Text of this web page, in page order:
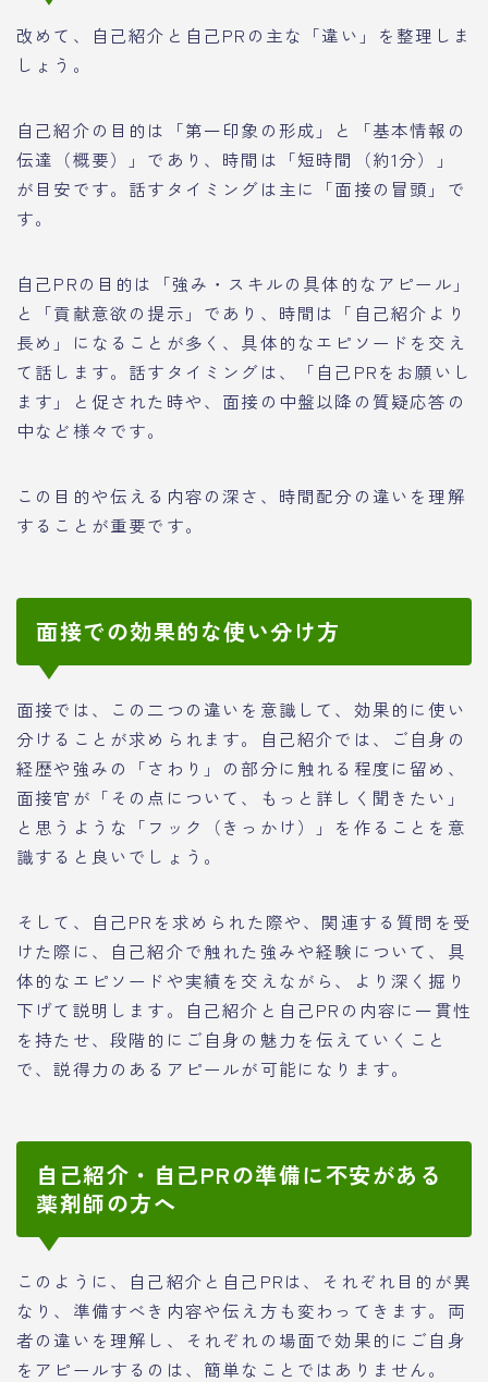
改めて、自己紹介と自己PRの主な「違い」を整理しま
しょう。
自己紹介の目的は「第一印象の形成」と「基本情報の
伝達（概要）」であり、時間は「短時間（約1分）」
が目安です。話すタイミングは主に「面接の冒頭」で
す。
自己PRの目的は「強み・スキルの具体的なアピール」
と「貢献意欲の提示」であり、時間は「自己紹介より
長め」になることが多く、具体的なエピソードを交え
て話します。話すタイミングは、「自己PRをお願いし
ます」と促された時や、面接の中盤以降の質疑応答の
中など様々です。
この目的や伝える内容の深さ、時間配分の違いを理解
することが重要です。
面接での効果的な使い分け方
面接では、この二つの違いを意識して、効果的に使い
分けることが求められます。自己紹介では、ご自身の
経歴や強みの「さわり」の部分に触れる程度に留め、
面接官が「その点について、もっと詳しく聞きたい」
と思うような「フック（きっかけ）」を作ることを意
識すると良いでしょう。
そして、自己PRを求められた際や、関連する質問を受
けた際に、自己紹介で触れた強みや経験について、具
体的なエピソードや実績を交えながら、より深く掘り
下げて説明します。自己紹介と自己PRの内容に一貫性
を持たせ、段階的にご自身の魅力を伝えていくこと
で、説得力のあるアピールが可能になります。
自己紹介・自己PRの準備に不安がある
薬剤師の方へ
このように、自己紹介と自己PRは、それぞれ目的が異
なり、準備すべき内容や伝え方も変わってきます。両
者の違いを理解し、それぞれの場面で効果的にご自身
をアピールするのは、簡単なことではありません。